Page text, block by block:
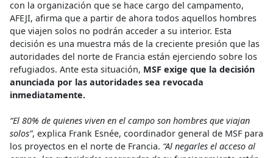
con la organización que se hace cargo del campamento,
AFEJI, afirma que a partir de ahora todos aquellos hombres
que viajen solos no podrán acceder a su interior. Esta
decisión es una muestra más de la creciente presión que las
autoridades del norte de Francia están ejerciendo sobre los
refugiados. Ante esta situación, MSF exige que la decisión
anunciada por las autoridades sea revocada
inmediatamente.
“El 80% de quienes viven en el campo son hombres que viajan
solos”, explica Frank Esnée, coordinador general de MSF para
los proyectos en el norte de Francia. “Al negarles el acceso al